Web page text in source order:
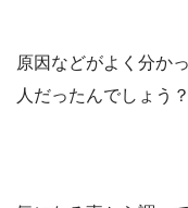
原因などがよく分か
人だったんでしょう？